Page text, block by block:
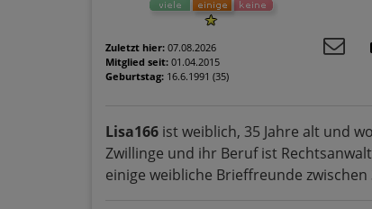
Zuletzt hier: 07.08.2026
Mitglied seit: 01.04.2015
Geburtstag: 16.6.1991 (35)
Lisa166 ist weiblich, 35 Jahre alt und
Zwillinge und ihr Beruf ist
einige weibliche Brieffreunde zwischen